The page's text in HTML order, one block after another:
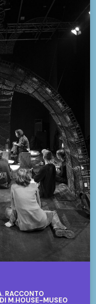
RACCONTO
M.HOUSE-MUSEO